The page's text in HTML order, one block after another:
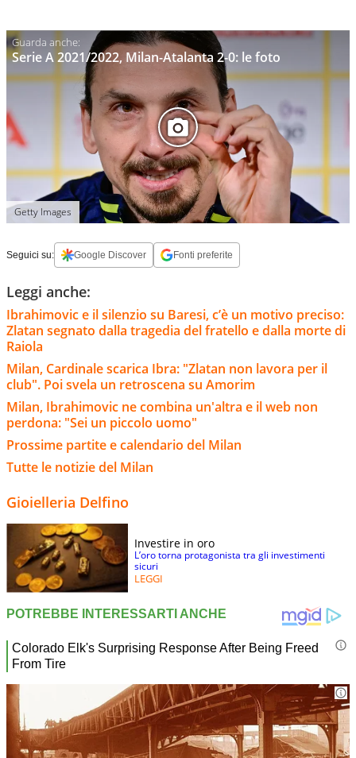
Serie A 2021/2022, Milan-Atalanta 2-0: le foto
Getty Images
Seguici su: Google Discover Fonti preferite
Leggi anche:
Ibrahimovic e il silenzio su Baresi, c’è un motivo preciso:
Zlatan segnato dalla tragedia del fratello e dalla morte di
Raiola
Milan, Cardinale scarica Ibra: "Zlatan non lavora per il
club". Poi svela un retroscena su Amorim
Milan, Ibrahimovic ne combina un'altra e il web non
perdona: "Sei un piccolo uomo"
Prossime partite e calendario del Milan
Tutte le notizie del Milan
Gioielleria Delfino
Investire in oro
L’oro torna protagonista tra gli investimenti
sicuri
LEGGI